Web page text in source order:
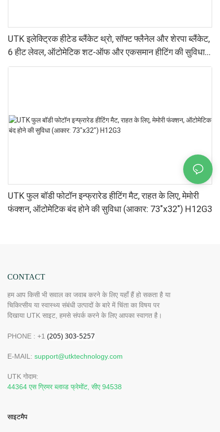
UTK इलेक्ट्रिक हीटेड ब्लैंकेट थ्रो, सॉफ्ट फ्लैनेल और शेरपा ब्लैंकेट,
6 हीट लेवल, ऑटोमेटिक शट-ऑफ और एकसमान हीटिंग की सुविधा
के साथ।
UTK फुल बॉडी फोटॉन इन्फ्रारेड हीटिंग मैट, राहत के लिए, मेमोरी
फंक्शन, ऑटोमेटिक बंद होने की सुविधा (आकार: 73″x32″) H12G3
CONTACT
हम आप किसी भी सवाल का जवाब करने के लिए यहाँ हैं हो सकता है या
चिकित्सीय या स्वास्थ्य संबंधी उत्पादों के बारे में चिंता का विषय पर
दिखाया UTK साइट, हमसे संपर्क करने के लिए आपका स्वागत है।
PHONE : +1
E-MAIL: support@utktechnology.com
UTK गोदाम:
44364 एस ग्रिमर ब्लाव्ड फ्रेमोंट, सीए 94538
साइटमैप